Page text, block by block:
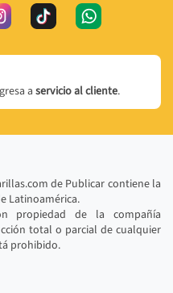
aservicio al cliente.
de Publicar contiene la
Latinoamérica.
propiedad de la compañía
total o parcial de cualquier
prohibido.